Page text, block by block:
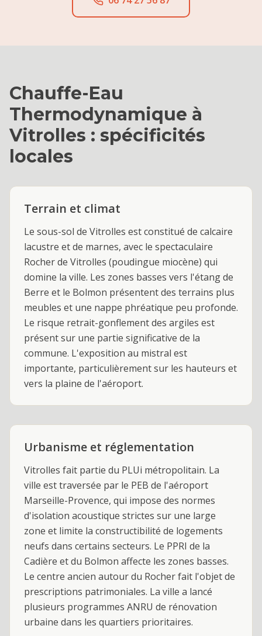
Chauffe-Eau
Thermodynamique à
Vitrolles : spécificités
locales
Terrain et climat
Le sous-sol de Vitrolles est constitué de calcaire
lacustre et de marnes, avec le spectaculaire
Rocher de Vitrolles (poudingue miocène) qui
domine la ville. Les zones basses vers l'étang de
Berre et le Bolmon présentent des terrains plus
meubles et une nappe phréatique peu profonde.
Le risque retrait-gonflement des argiles est
présent sur une partie significative de la
commune. L'exposition au mistral est
importante, particulièrement sur les hauteurs et
vers la plaine de l'aéroport.
Urbanisme et réglementation
Vitrolles fait partie du PLUi métropolitain. La
ville est traversée par le PEB de l'aéroport
Marseille-Provence, qui impose des normes
d'isolation acoustique strictes sur une large
zone et limite la constructibilité de logements
neufs dans certains secteurs. Le PPRI de la
Cadière et du Bolmon affecte les zones basses.
Le centre ancien autour du Rocher fait l'objet de
prescriptions patrimoniales. La ville a lancé
plusieurs programmes ANRU de rénovation
urbaine dans les quartiers prioritaires.